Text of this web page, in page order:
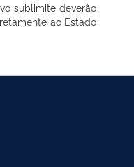
sublimite deverão
ao Estado